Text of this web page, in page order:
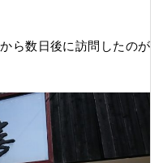
ら数日後に訪問したのが